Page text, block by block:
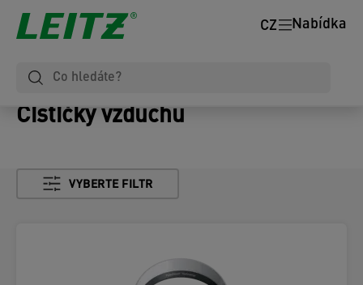
Nabídka
CZ
Čističky vzduchu
VYBERTE FILTR